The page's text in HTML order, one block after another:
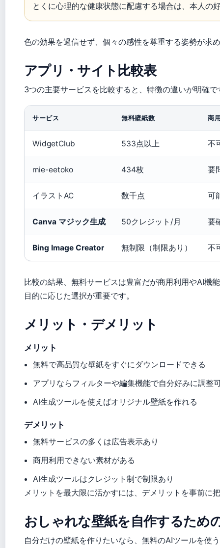
とくに心理的な健康状態に配慮する場合は、本人の
色の効果を過信せず、個々の感性を尊重する姿勢が求
アプリ・サイト比較表
3つの主要サービスを比較すると、特徴の違いが明確で
サービス 無料壁紙数 商
WidgetClub 533点以上 不
mie-eetoko 434枚 要
イラストAC 数千点 可
Canva マジック生成 50クレジット/月 要
Bing Image Creator 無制限（制限あり） 不
比較の結果、無料サービスは豊富だが商用利用やAI機
目的に応じた選択が重要です。
メリット・デメリット
メリット
無料で高品質な壁紙をすぐにダウンロードできる
アプリならフィルターや編集機能で自分好みに調整
AI生成ツールを使えばオリジナル壁紙を作れる
デメリット
無料サービスの多くは広告表示あり
商用利用できない素材がある
AI生成ツールはクレジット制で制限あり
メリットを最大限に活かすには、デメリットを事前に
おしゃれな壁紙を自作するため
自分だけの壁紙を作りたいなら、無料のAIツールを使